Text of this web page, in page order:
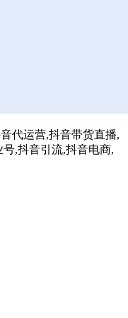
代运营,抖音带货直播,
,抖音引流,抖音电商,